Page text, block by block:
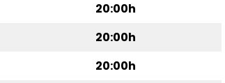
20:00h
20:00h
20:00h